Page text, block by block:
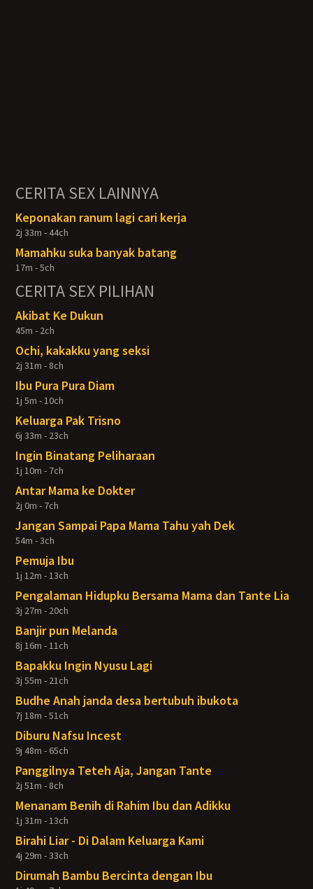
CERITA SEX LAINNYA
Keponakan ranum lagi cari kerja
2j 33m - 44ch
Mamahku suka banyak batang
17m - 5ch
CERITA SEX PILIHAN
Akibat Ke Dukun
45m - 2ch
Ochi, kakakku yang seksi
2j 31m - 8ch
Ibu Pura Pura Diam
1j 5m - 10ch
Keluarga Pak Trisno
6j 33m - 23ch
Ingin Binatang Peliharaan
1j 10m - 7ch
Antar Mama ke Dokter
2j 0m - 7ch
Jangan Sampai Papa Mama Tahu yah Dek
54m - 3ch
Pemuja Ibu
1j 12m - 13ch
Pengalaman Hidupku Bersama Mama dan Tante Lia
3j 27m - 20ch
Banjir pun Melanda
8j 16m - 11ch
Bapakku Ingin Nyusu Lagi
3j 55m - 21ch
Budhe Anah janda desa bertubuh ibukota
7j 18m - 51ch
Diburu Nafsu Incest
9j 48m - 65ch
Panggilnya Teteh Aja, Jangan Tante
2j 51m - 8ch
Menanam Benih di Rahim Ibu dan Adikku
1j 31m - 13ch
Birahi Liar - Di Dalam Keluarga Kami
4j 29m - 33ch
Dirumah Bambu Bercinta dengan Ibu